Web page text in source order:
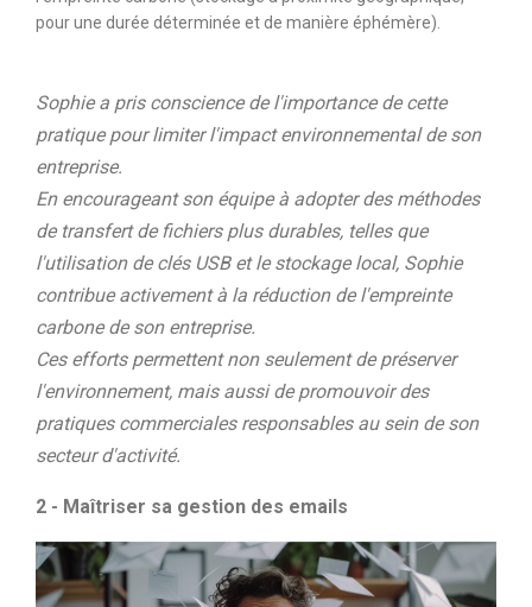
pour une durée déterminée et de manière éphémère).
Sophie a pris conscience de l'importance de cette
pratique pour limiter l'impact environnemental de son
entreprise.
En encourageant son équipe à adopter des méthodes
de transfert de fichiers plus durables, telles que
l'utilisation de clés USB et le stockage local, Sophie
contribue activement à la réduction de l'empreinte
carbone de son entreprise.
Ces efforts permettent non seulement de préserver
l'environnement, mais aussi de promouvoir des
pratiques commerciales responsables au sein de son
secteur d'activité.
2 - Maîtriser sa gestion des emails